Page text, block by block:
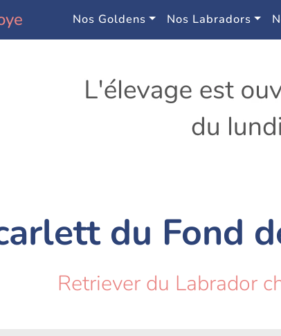
Nos Goldens Nos Labradors
du Fond
Retriever du Labrador